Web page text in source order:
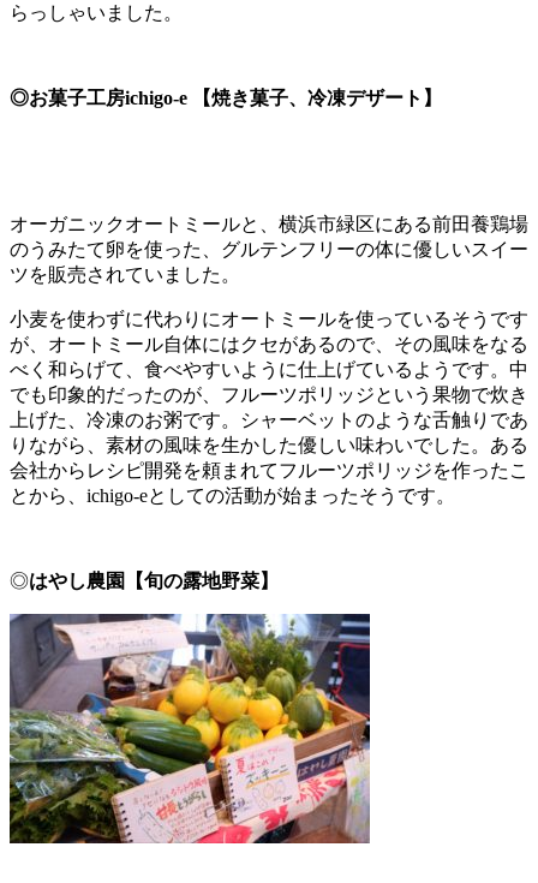
らっしゃいました。
◎お菓子工房ichigo-e 【焼き菓子、冷凍デザート】
オーガニックオートミールと、横浜市緑区にある前田養鶏場
のうみたて卵を使った、グルテンフリーの体に優しいスイー
ツを販売されていました。
小麦を使わずに代わりにオートミールを使っているそうです
が、オートミール自体にはクセがあるので、その風味をなる
べく和らげて、食べやすいように仕上げているようです。中
でも印象的だったのが、フルーツポリッジという果物で炊き
上げた、冷凍のお粥です。シャーベットのような舌触りであ
りながら、素材の風味を生かした優しい味わいでした。ある
会社からレシピ開発を頼まれてフルーツポリッジを作ったこ
とから、ichigo-eとしての活動が始まったそうです。
◎はやし農園【旬の露地野菜】